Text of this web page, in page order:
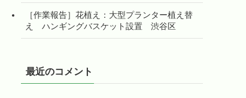
［作業報告］花植え：大型プランター植え替
え ハンギングバスケット設置 渋谷区
最近のコメント